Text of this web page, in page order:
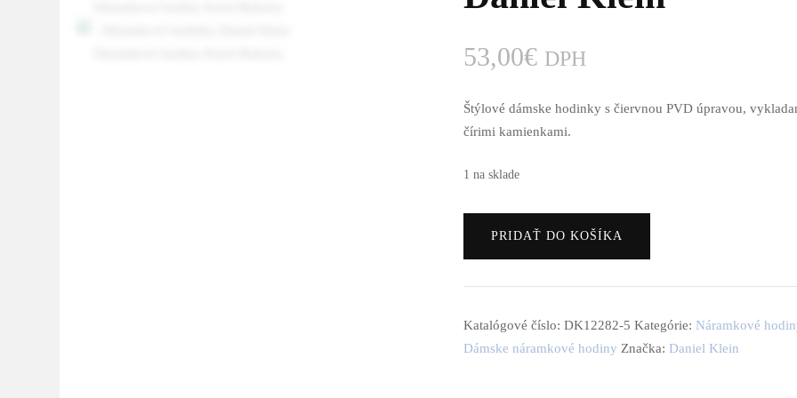
Dámske náramkové
Nástenné hodiny
53,00€ DPH
Štýlové dámske hodinky s čiervnou PVD úpravou,
čírimi kamienkami.
1 na sklade
množstvo
Náramkové
hodinky
Daniel
PRIDAŤ DO KOŠÍKA
Katalógové číslo:DK12282-5 Kategórie: Náramkové
Dámske náramkové hodiny Značka: Daniel Klein